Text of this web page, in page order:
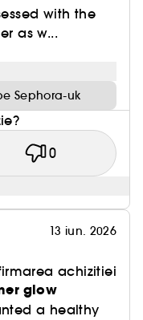
netezire si fixare
spray difuzeaza,
timp de 16 ore,
la transfer.
with the
as w...
Sephora-uk
0
13 iun. 2026
achizitiei
glow
a healthy